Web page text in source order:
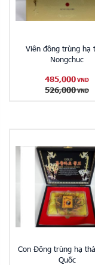
Viên đông trùng hạ
Nongchuc
485,000 VND
526,000 VND
Con Đông trùng hạ
Quốc